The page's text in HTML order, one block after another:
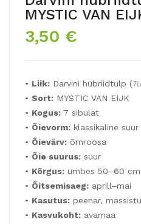
MYSTIC VAN
3,50 €
• Liik: Darvini hübriidtulp (
• Sort: MYSTIC VAN EIJK
• Kogus: 7 sibulat
• Õievorm: klassikaline
• Õievärv: õrnroosa
• Õie suurus: suur
• Kõrgus: umbes 50–60 cm
• Õitsemisaeg: aprill–mai
• Kasutus: peenar,
• Kasvukoht: avamaa